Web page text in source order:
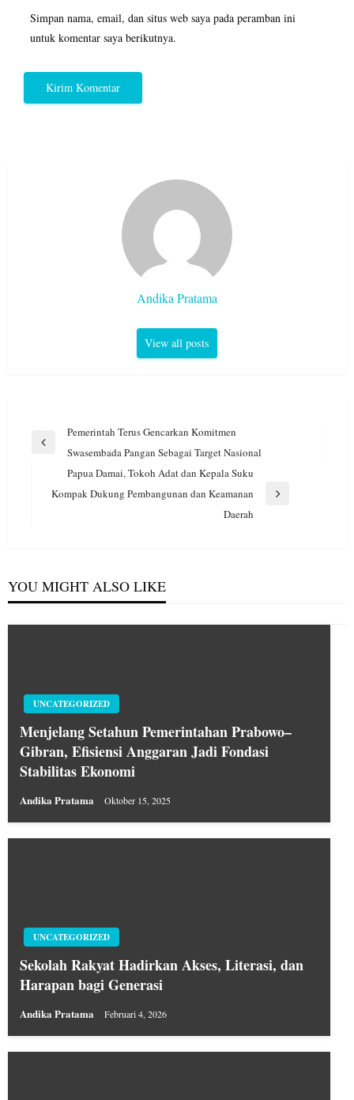
Simpan nama, email, dan situs web saya pada peramban ini
untuk komentar saya berikutnya.
Andika Pratama
View all posts
Navigasi
Previous
Pemerintah Terus Gencarkan Komitmen
Swasembada Pangan Sebagai Target Nasional
Papua Damai, Tokoh Adat dan Kepala Suku
Kompak Dukung Pembangunan dan Keamanan
Daerah
YOU MIGHT ALSO LIKE
UNCATEGORIZED
Menjelang Setahun Pemerintahan Prabowo–
Gibran, Efisiensi Anggaran Jadi Fondasi
Stabilitas Ekonomi
Andika Pratama Oktober 15, 2025
UNCATEGORIZED
Sekolah Rakyat Hadirkan Akses, Literasi, dan
Harapan bagi Generasi
Andika Pratama Februari 4, 2026